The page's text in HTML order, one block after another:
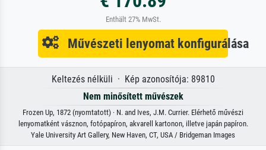
Enthält 27% MwSt.
Művészeti lenyomat konfigurálása
Keltezés nélküli · Kép azonosítója: 89810
Nem minősített művészek
Frozen Up, 1872 (nyomtatott) · N. and Ives, J.M. Currier. Elérhető művészi
lenyomatként vásznon, fotópapíron, akvarell kartonon, illetve japán papíron.
Yale University Art Gallery, New Haven, CT, USA / Bridgeman Images